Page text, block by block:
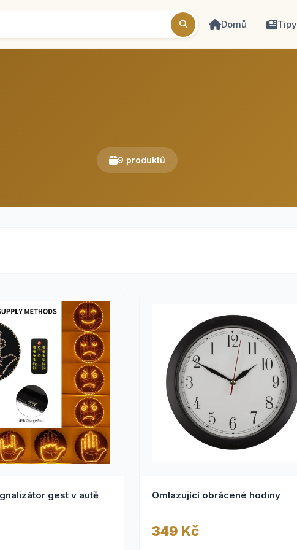
Domů Tipy
9 produktů
gest v autě Omlazující obrácené hodiny
349 Kč